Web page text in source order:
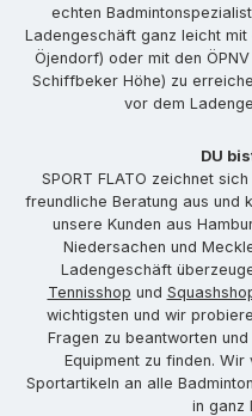
echten
Ladengeschäft ganz leicht mit
Öjendorf) oder mit den
Schiffbeker Höhe) zu
vor dem
DU
SPORT FLATO zeichnet
freundliche Beratung aus und
unsere Kunden aus
Niedersachen und
Ladengeschäft
Tennisshop und
wichtigsten und wir
Fragen zu beantworten
Equipment zu finden.
Sportartikeln an alle
in ganz